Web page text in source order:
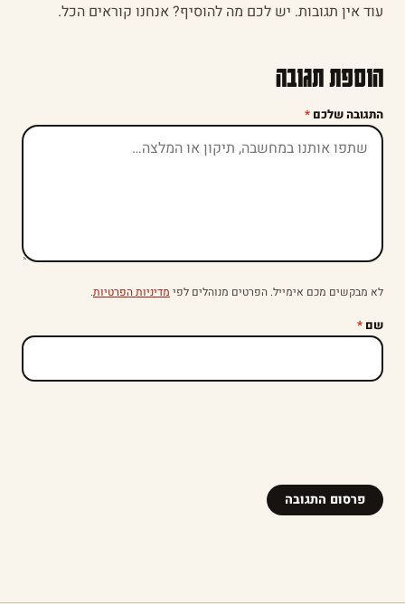
עוד אין תגובות. יש לכם מה להוסיף? אנחנו קוראים הכל.
הוספת תגובה
התגובה שלכם *
לא מבקשים מכם אימייל. הפרטים מנוהלים לפי מדיניות הפרטיות.
שם *